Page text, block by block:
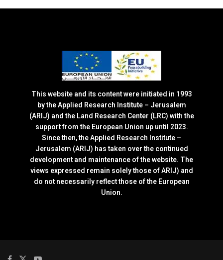
This website and its content were initiated in 1993
by the Applied Research Institute – Jerusalem
(ARIJ) and the Land Research Center (LRC) with the
support from the European Union up until 2023.
Since then, the Applied Research Institute –
Jerusalem (ARIJ) has taken over the continued
development and maintenance of the website. The
views expressed remain solely those of ARIJ) and
do not necessarily reflect those of the European
Union.